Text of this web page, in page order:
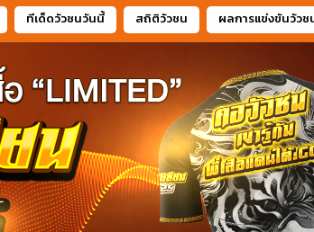
ทีเด็ดวัวชนวันนี้ สถิติวัวชน ผลการแข่งขันวัวช